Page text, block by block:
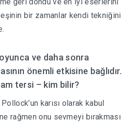
eşinin bir zamanlar kendi tekniğini
ve daha sonra
önemli etkisine bağlıdır.
tersi – kim bilir?
karısı olarak kabul
rağmen onu sevmeyi bırakması